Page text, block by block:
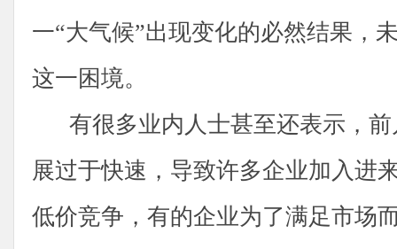
一“大气候”出现变化的必然结果，
这一困境。
有很多业内人士甚至还表示，前
展过于快速，导致许多企业加入进
低价竞争，有的企业为了满足市场